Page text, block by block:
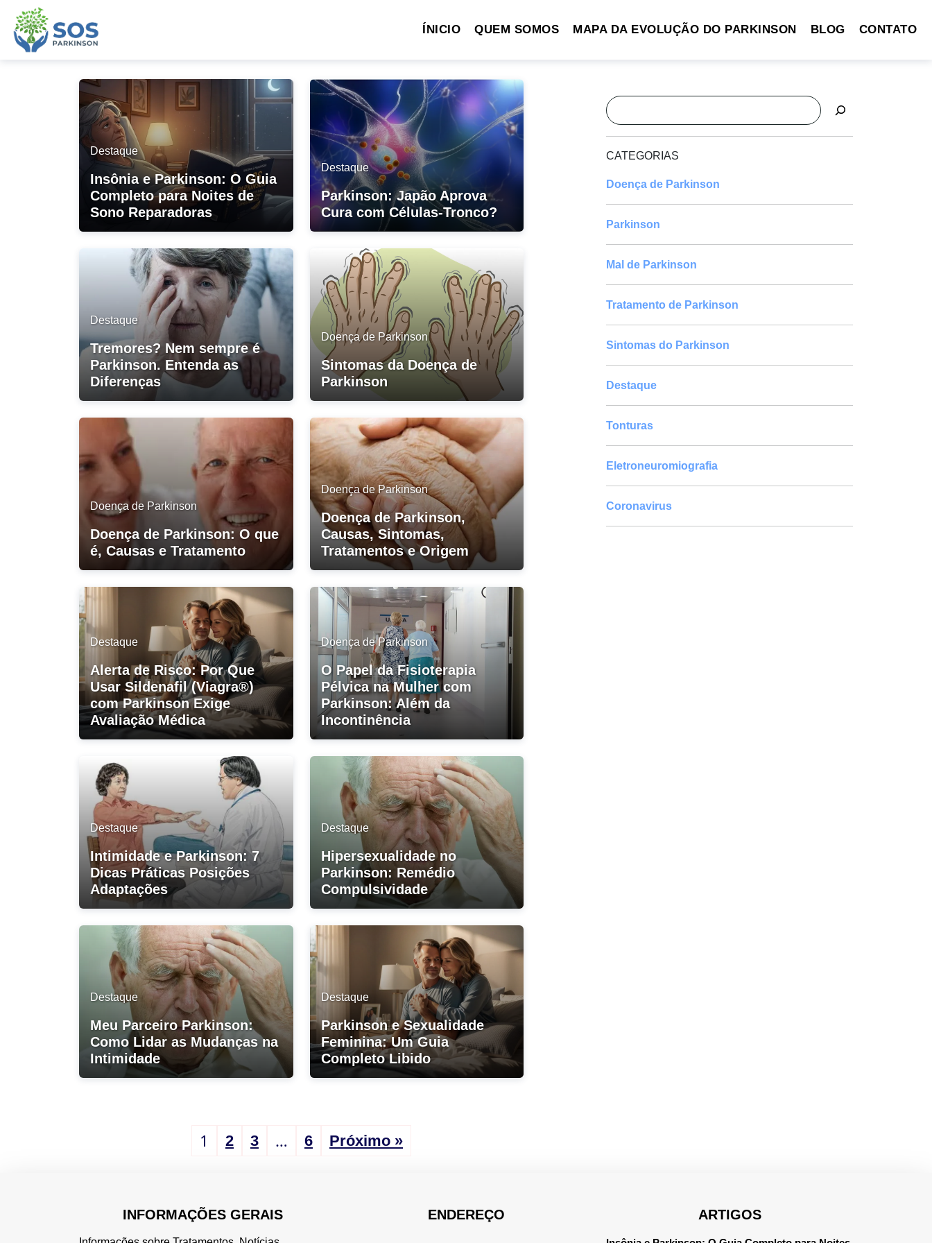
ÍNICIO QUEM SOMOS MAPA DA EVOLUÇÃO DO PARKINSON BLOG CONTATO
Destaque
Insônia e Parkinson: O Guia
Completo para Noites de
Sono Reparadoras
Destaque
Parkinson: Japão Aprova
Cura com Células-Tronco?
Destaque
Tremores? Nem sempre é
Parkinson. Entenda as
Diferenças
Doença de Parkinson
Sintomas da Doença de
Parkinson
Doença de Parkinson
Doença de Parkinson: O que
é, Causas e Tratamento
Doença de Parkinson
Doença de Parkinson,
Causas, Sintomas,
Tratamentos e Origem
Destaque
Alerta de Risco: Por Que
Usar Sildenafil (Viagra®)
com Parkinson Exige
Avaliação Médica
Doença de Parkinson
O Papel da Fisioterapia
Pélvica na Mulher com
Parkinson: Além da
Incontinência
Destaque
Intimidade e Parkinson: 7
Dicas Práticas Posições
Adaptações
Destaque
Hipersexualidade no
Parkinson: Remédio
Compulsividade
Destaque
Meu Parceiro Parkinson:
Como Lidar as Mudanças na
Intimidade
Destaque
Parkinson e Sexualidade
Feminina: Um Guia
Completo Libido
1 2 3 … 6 Próximo »
Pesquisar
CATEGORIAS
Doença de Parkinson
Parkinson
Mal de Parkinson
Tratamento de Parkinson
Sintomas do Parkinson
Destaque
Tonturas
Eletroneuromiografia
Coronavirus
INFORMAÇÕES GERAIS ENDEREÇO ARTIGOS